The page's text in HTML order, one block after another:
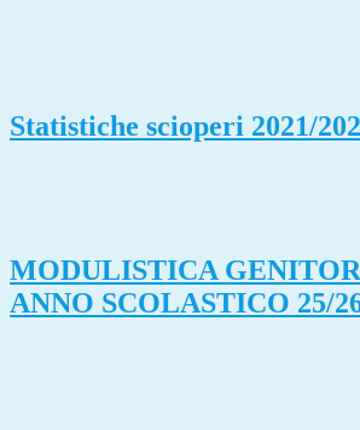
Statistiche scioperi 2021/
MODULISTICA
ANNO SCOLASTICO 25/